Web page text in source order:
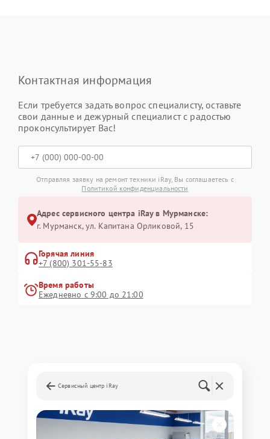
Контактная информация
Если требуется задать вопрос специалисту, оставьте
свои данные и дежурный специалист с радостью
проконсультирует Вас!
Отправляя заявку на ремонт техники iRay, Вы соглашаетесь с
Политикой конфиденциальности
Адрес сервисного центра iRay в Мурманске:
г. Мурманск, ул. Капитана Орликовой, 15
Горячая линия
+7 (800) 301-55-83
Время работы
Ежедневно с 9:00 до 21:00
Сервисный центр iRay